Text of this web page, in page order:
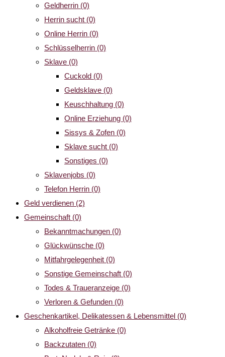
Geldherrin (0)
Herrin sucht (0)
Online Herrin (0)
Schlüsselherrin (0)
Sklave (0)
Cuckold (0)
Geldsklave (0)
Keuschhaltung (0)
Online Erziehung (0)
Sissys & Zofen (0)
Sklave sucht (0)
Sonstiges (0)
Sklavenjobs (0)
Telefon Herrin (0)
Geld verdienen (2)
Gemeinschaft (0)
Bekanntmachungen (0)
Glückwünsche (0)
Mitfahrgelegenheit (0)
Sonstige Gemeinschaft (0)
Todes & Traueranzeige (0)
Verloren & Gefunden (0)
Geschenkartikel, Delikatessen & Lebensmittel (0)
Alkoholfreie Getränke (0)
Backzutaten (0)